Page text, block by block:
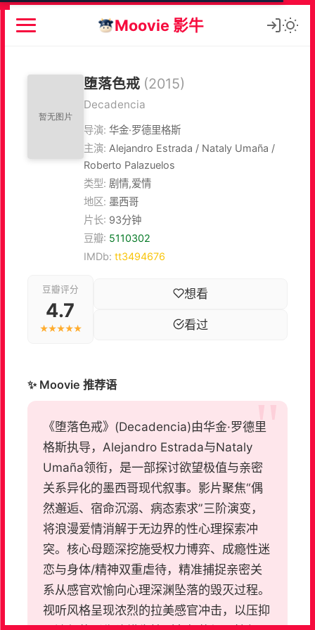
Moovie 影牛
堕落色戒 (2015)
Decadencia
导演: 华金·罗德里格斯
主演: Alejandro Estrada / Nataly Umaña /
Roberto Palazuelos
类型: 剧情,爱情
地区: 墨西哥
片长: 93分钟
豆瓣: 5110302
IMDb: tt3494676
豆瓣评分
4.7
★★★★★
想看
看过
✨ Moovie 推荐语
《堕落色戒》(Decadencia)由华金·罗德里
格斯执导，Alejandro Estrada与Nataly
Umaña领衔，是一部探讨欲望极值与亲密
关系异化的墨西哥现代叙事。影片聚焦“偶
然邂逅、宿命沉溺、病态索求”三阶演变，
将浪漫爱情消解于无边界的性心理探索冲
突。核心母题深挖施受权力博弈、成瘾性迷
恋与身体/精神双重虐待，精准捕捉亲密关
系从感官欢愉向心理深渊坠落的毁灭过程。
视听风格呈现浓烈的拉美感官冲击，以压抑